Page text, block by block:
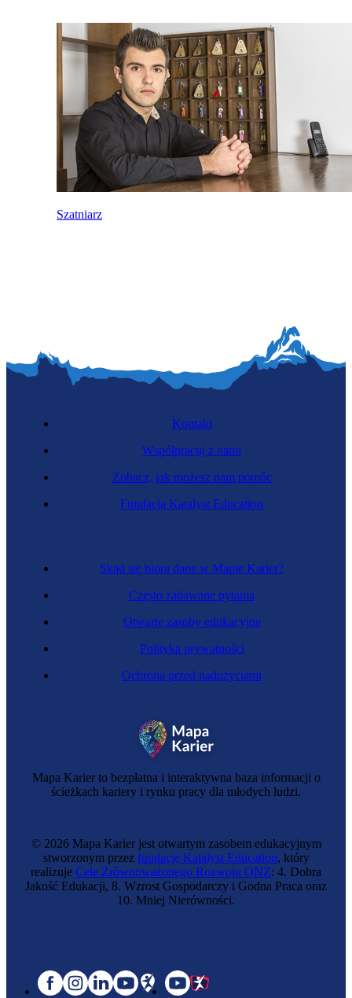
Szatniarz
Mapa Karier to bezpłatna i interaktywna baza informacji o
ścieżkach kariery i rynku pracy dla młodych ludzi.
Skąd się biorą dane w Mapie Karier?
Często zadawane pytania
Otwarte zasoby edukacyjne
Polityka prywatności
Ochrona przed nadużyciami
Kontakt
Współpracuj z nami
Zobacz, jak możesz nam pomóc
Fundacja Katalyst Education
© 2026 Mapa Karier jest otwartym zasobem edukacyjnym
stworzonym przez fundację Katalyst Education, który
realizuje Cele Zrównoważonego Rozwoju ONZ: 4. Dobra
Jakość Edukacji, 8. Wzrost Gospodarczy i Godna Praca oraz
10. Mniej Nierówności.